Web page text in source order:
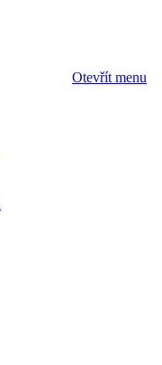
Otevřít menu